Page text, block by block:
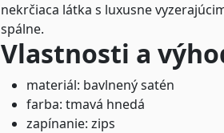
nekrčiaca látka s luxusne
spálne.
Vlastnosti a
materiál: bavlnený satén
farba: tmavá hnedá
zapínanie: zips